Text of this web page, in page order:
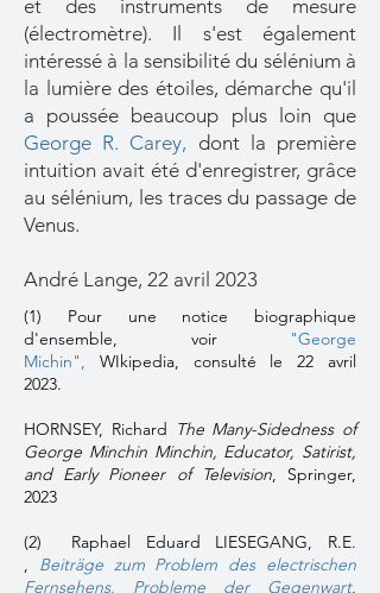
et des instruments de mesure
(électromètre). Il s'est également
intéressé à la sensibilité du sélénium à
la lumière des étoiles, démarche qu'il
a poussée beaucoup plus loin que
George R. Carey, dont la première
intuition avait été d'enregistrer, grâce
au sélénium, les traces du passage de
Venus.
André Lange, 22 avril 2023
(1) Pour une notice biographique
d'ensemble, voir
"George
Michin", WIkipedia, consulté le 22 avril
2023.
HORNSEY, Richard The Many-Sidedness of
George Minchin Minchin, Educator, Satirist,
and Early Pioneer of Television, Springer,
2023
(2) Raphael Eduard LIESEGANG, R.E.
, Beiträge zum Problem des electrischen
Fernsehens. Probleme der Gegenwart,